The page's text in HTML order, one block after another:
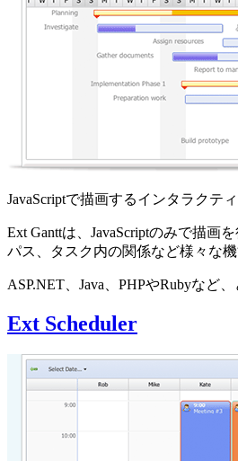
JavaScriptで描画するインタラクテ
Ext Ganttは、JavaScriptのみで描
パス、タスク内の関係など様々な
ASP.NET、Java、PHPやRubyな
Ext Scheduler